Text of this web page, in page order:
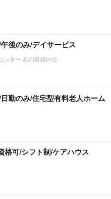
後のみ/デイサービス
ンター 友の里旗の台
勤のみ/住宅型有料老人ホーム
格可/シフト制/ケアハウス